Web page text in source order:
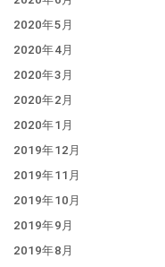
2020年5月
2020年4月
2020年3月
2020年2月
2020年1月
2019年12月
2019年11月
2019年10月
2019年9月
2019年8月